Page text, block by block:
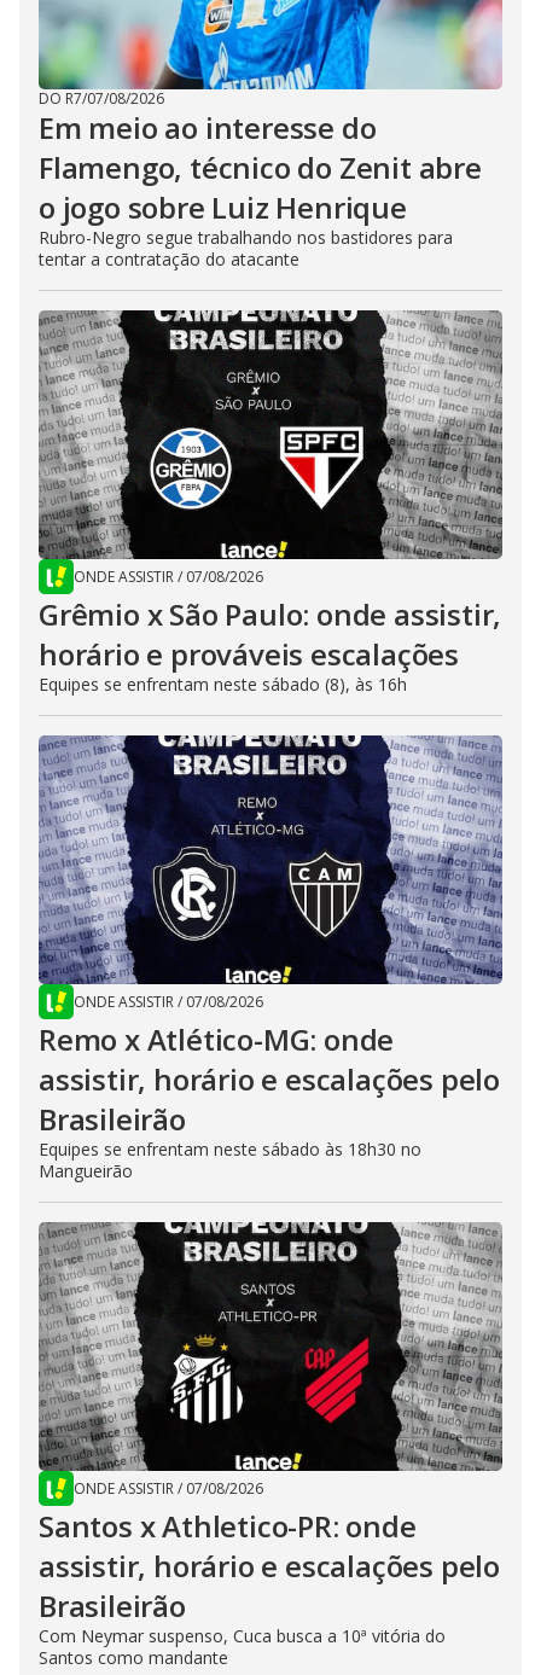
DO R7/07/08/2026
Em meio ao interesse do
Flamengo, técnico do Zenit abre
o jogo sobre Luiz Henrique
Rubro-Negro segue trabalhando nos bastidores para
tentar a contratação do atacante
ONDE ASSISTIR/ 07/08/2026
Grêmio x São Paulo: onde assistir,
horário e prováveis escalações
Equipes se enfrentam neste sábado (8), às 16h
ONDE ASSISTIR/ 07/08/2026
Remo x Atlético-MG: onde
assistir, horário e escalações pelo
Brasileirão
Equipes se enfrentam neste sábado às 18h30 no
Mangueirão
ONDE ASSISTIR/ 07/08/2026
Santos x Athletico-PR: onde
assistir, horário e escalações pelo
Brasileirão
Com Neymar suspenso, Cuca busca a 10ª vitória do
Santos como mandante